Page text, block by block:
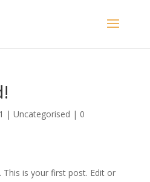
| Uncategorised | 0
is your first post. Edit or